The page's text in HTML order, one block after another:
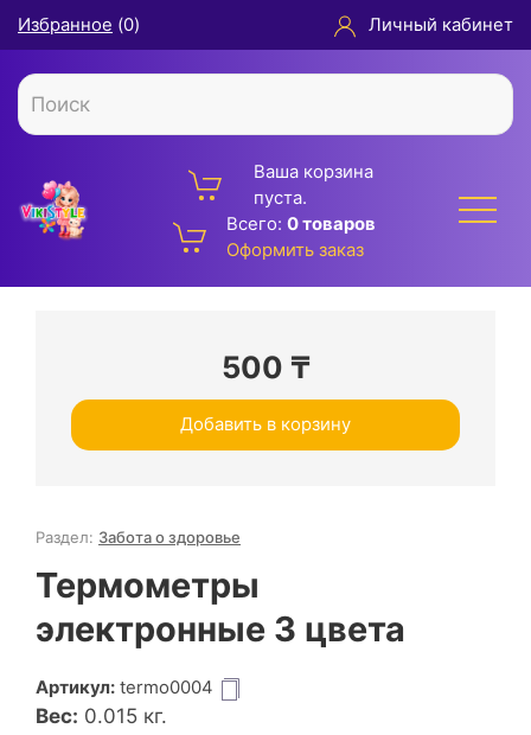
Избранное (0) Личный кабинет
Ваша корзина
пуста.
Всего: 0 товаров
Оформить заказ
500 ₸
Добавить в корзину
Раздел: Забота о здоровье
Термометры
электронные 3 цвета
Артикул: termo0004
Вес: 0.015 кг.